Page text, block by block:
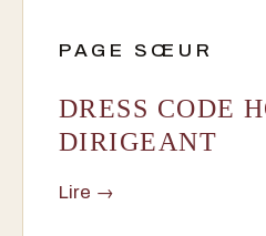
PAGE SŒUR
DRESS CODE
DIRIGEANT
Lire →